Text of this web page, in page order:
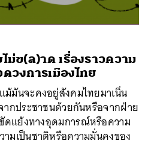
ม่ข(ล)าด เรื่องราวความ
วงการเมืองไทย
มันจะคงอยู่สังคมไทยมาเนิ่น
ากประชาชนด้วยกันหรือจากฝ่าย
ดแย้งทางอุดมการณ์หรือความ
มเป็นชาติหรือความมั่นคงของ
LINE EMAIL